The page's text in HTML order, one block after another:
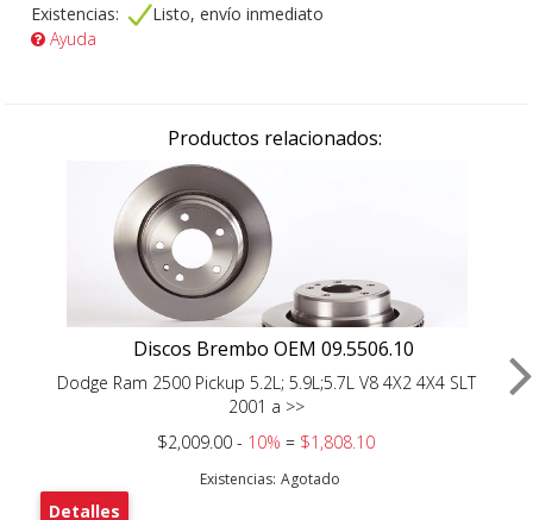
Existencias:
Listo, envío inmediato
Ayuda
Productos relacionados:
Discos Brembo OEM 09.5506.10
Dodge Ram 2500 Pickup 5.2L; 5.9L;5.7L V8 4X2 4X4 SLT
2001 a >>
$2,009.00 - 10%= $1,808.10
Existencias: Agotado
Detalles